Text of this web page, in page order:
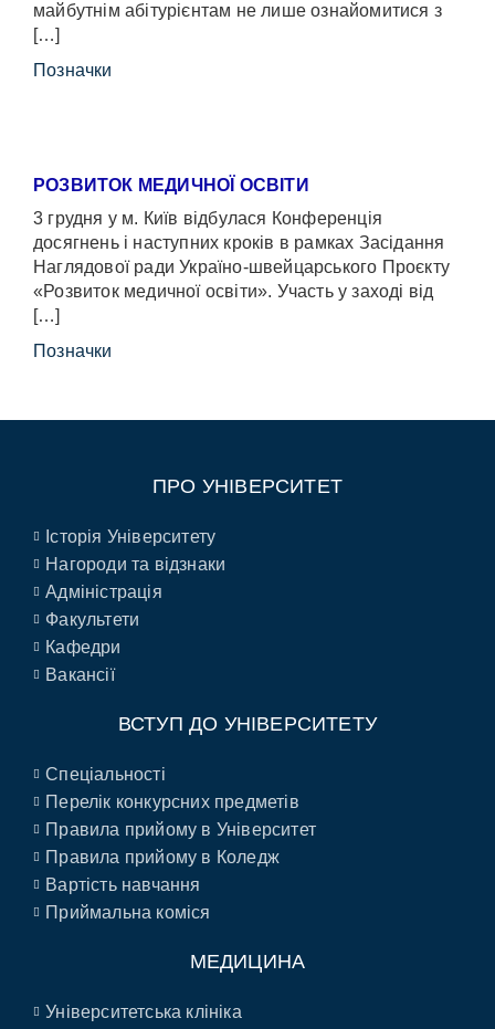
майбутнім абітурієнтам не лише ознайомитися з
[…]
Позначки
РОЗВИТОК МЕДИЧНОЇ ОСВІТИ
3 грудня у м. Київ відбулася Конференція
досягнень і наступних кроків в рамках Засідання
Наглядової ради Україно-швейцарського Проєкту
«Розвиток медичної освіти». Участь у заході від
[…]
Позначки
ПРО УНІВЕРСИТЕТ
Історія Університету
Нагороди та відзнаки
Адміністрація
Факультети
Кафедри
Вакансії
ВСТУП ДО УНІВЕРСИТЕТУ
Спеціальності
Перелік конкурсних предметів
Правила прийому в Університет
Правила прийому в Коледж
Вартість навчання
Приймальна коміся
МЕДИЦИНА
Університетська клініка